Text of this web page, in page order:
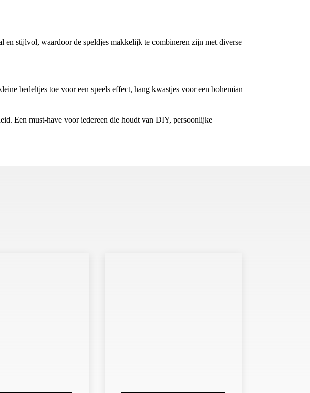
en stijlvol, waardoor de speldjes makkelijk te combineren zijn met diverse
bedeltjes toe voor een speels effect, hang kwastjes voor een bohemian
Een must-have voor iedereen die houdt van DIY, persoonlijke